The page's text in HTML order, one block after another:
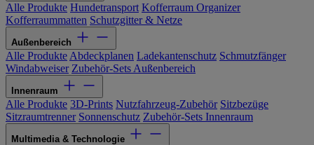
Alle Produkte Hundetransport Kofferraum Organizer
Kofferraummatten Schutzgitter & Netze
Außenbereich
Alle Produkte Abdeckplanen Ladekantenschutz Schmutzfänger
Windabweiser Zubehör-Sets Außenbereich
Innenraum
Alle Produkte 3D-Prints Nutzfahrzeug-Zubehör Sitzbezüge
Sitzraumtrenner Sonnenschutz Zubehör-Sets Innenraum
Multimedia & Technologie